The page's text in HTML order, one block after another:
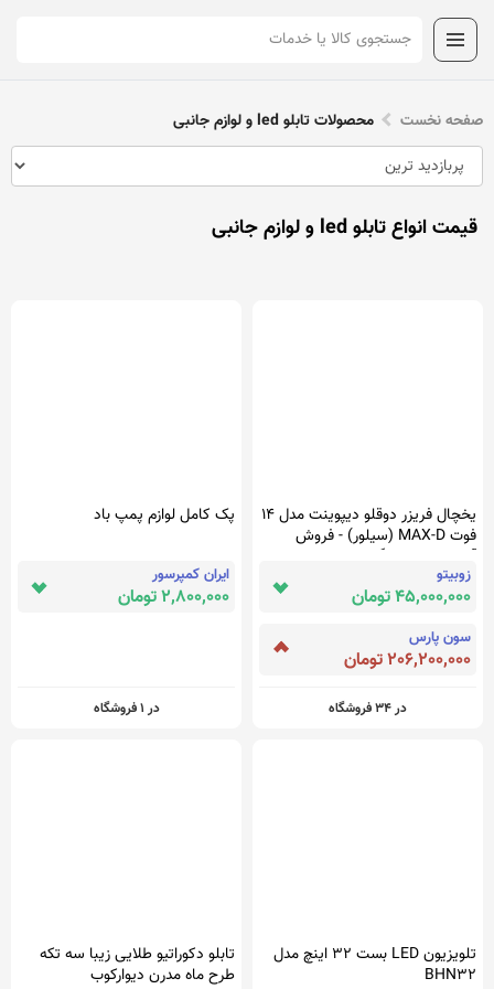
صفحه نخست محصولات تابلو led و لوازم جانبی
قیمت انواع تابلو led و لوازم جانبی
یخچال فریزر دوقلو دیپوینت مدل 14
فوت MAX-D (سیلور) - فروش
آنلاین لوازم خانگی سی و هفت ده
3710
زوبیتو
45,000,000 تومان
سون پارس
206,200,000 تومان
در 34 فروشگاه
پک کامل لوازم پمپ باد
ایران کمپرسور
2,800,000 تومان
در 1 فروشگاه
تلویزیون LED بست 32 اینچ مدل
BHN32
تابلو دکوراتیو طلایی زیبا سه تکه
طرح ماه مدرن دیوارکوب
ذره بین پیشنهاد ویژه حساب کاربری